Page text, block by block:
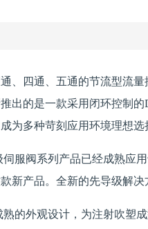
、四通、五通的节流型流
出的是一款采用闭环控制
为多种苛刻应用环境理想选
服阀系列产品已经成熟应
新产品。全新的先导级解
的外观设计，为注射吹塑